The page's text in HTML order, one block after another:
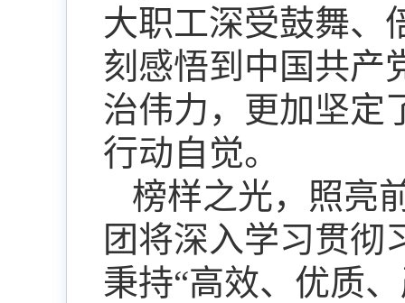
大职工深受鼓舞、
刻感悟到中国共产
治伟力，更加坚定
行动自觉。
榜样之光，照亮
团将深入学习贯彻
秉持“高效、优质